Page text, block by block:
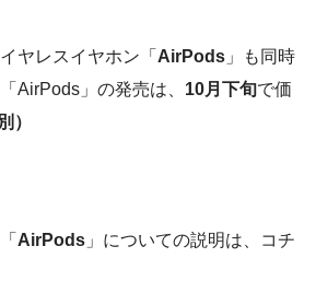
ヤレスイヤホン「 AirPods 」も同時
AirPods」の発売は、 10月下旬で価
）
AirPods 」についての説明は、コチ